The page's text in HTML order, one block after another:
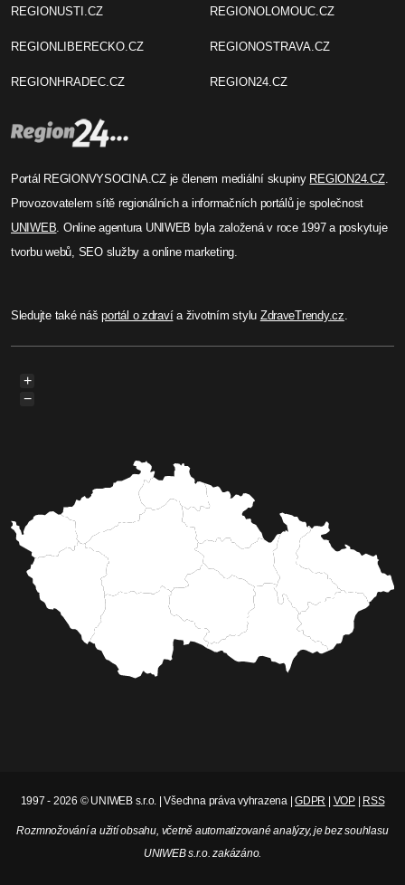
REGIONUSTI.CZ
REGIONLIBERECKO.CZ
REGIONHRADEC.CZ
REGIONOLOMOUC.CZ
REGIONOSTRAVA.CZ
REGION24.CZ
Portál REGIONVYSOCINA.CZ je členem mediální skupiny REGION24.CZ.
Provozovatelem sítě regionálních a informačních portálů je společnost
UNIWEB. Online agentura UNIWEB byla založená v roce 1997 a poskytuje
tvorbu webů, SEO služby a online marketing.
Sledujte také nášportál o zdravía životním stylu ZdraveTrendy.cz.
+
−
1997 - 2026 © UNIWEB s.r.o. | Všechna práva vyhrazena |GDPR VOP| RSS
Rozmnožování a užití obsahu, včetně automatizované analýzy, je bez souhlasu
UNIWEB s.r.o. zakázáno.